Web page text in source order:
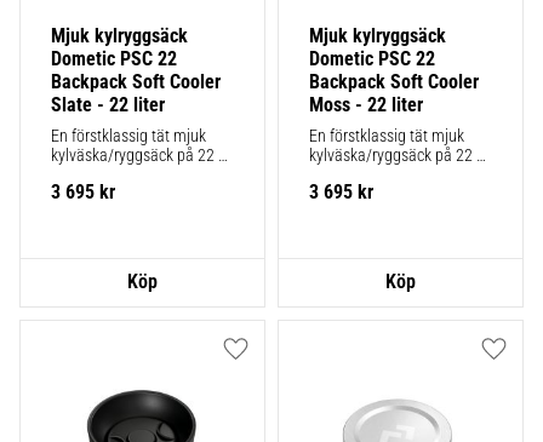
Mjuk kylryggsäck
Dometic PSC 22
Backpack Soft Cooler
Slate - 22 liter
En förstklassig tät mjuk
kylväska/ryggsäck på 22
3 695 kr
Mjuk kylryggsäck
Dometic PSC 22
Backpack Soft Cooler
Moss - 22 liter
En förstklassig tät mjuk
kylväska/ryggsäck på 22
3 695 kr
Lägg till i favoriter Lägg